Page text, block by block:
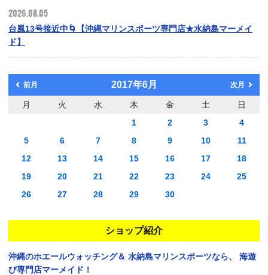
2026.08.05
台風13号接近中🌀【沖縄マリンスポーツ専門店★水納島マーメイ
ド】
前月 2017年6月 次月
月 火 水 木 金 土
日
1
2 3
4
5
6 7 8 9 10
11
12
13 14 15 16 17
18
19
20 21 22 23 24
25
26
27 28 29 30
ショップ紹介
沖縄のホエールウォッチング＆ 水納島マリンスポーツなら、
海遊
び専門店マーメイド！